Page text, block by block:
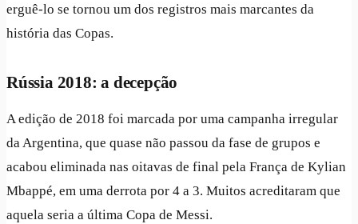
erguê-lo se tornou um dos registros mais marcantes da
história das Copas.
Rússia 2018: a decepção
A edição de 2018 foi marcada por uma campanha irregular
da Argentina, que quase não passou da fase de grupos e
acabou eliminada nas oitavas de final pela França de Kylian
Mbappé, em uma derrota por 4 a 3. Muitos acreditaram que
aquela seria a última Copa de Messi.